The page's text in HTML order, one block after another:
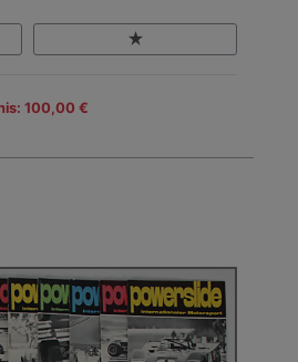
100,00 €